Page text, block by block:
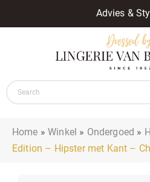
Advies &
Home »Winkel » Ondergoed »
Edition – Hipster met Kant –